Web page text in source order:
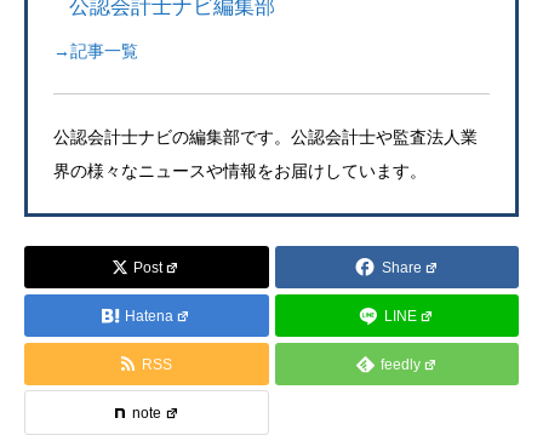
→記事一覧
公認会計士ナビの編集部です。公認会計士や監査法人業
界の様々なニュースや情報をお届けしています。
Post Share
Hatena LINE
RSS feedly
note